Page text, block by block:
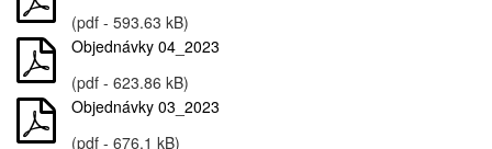
(pdf - 593.63 kB)
Objednávky 04_2023
(pdf - 623.86 kB)
Objednávky 03_2023
(pdf - 676.1 kB)